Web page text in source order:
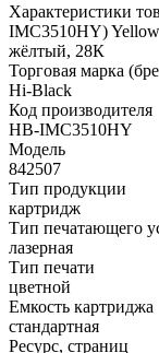
Характеристики
IMC3510HY)
жёлтый, 28К
Торговая марка
Hi-Black
Код производителя
HB-IMC3510HY
Модель
842507
Тип продукции
картридж
Тип печатающего
лазерная
Тип печати
цветной
Емкость картриджа
стандартная
Ресурс, страниц